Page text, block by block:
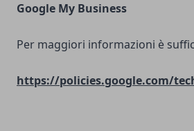
Google My Business
Per maggiori informazioni è
https://policies.google.com/